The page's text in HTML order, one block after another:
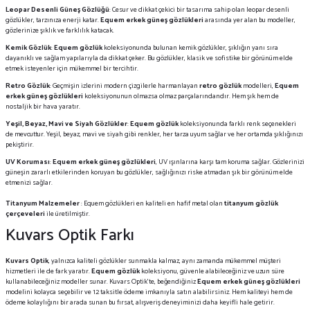
Leopar Desenli Güneş Gözlüğü: Cesur ve dikkat çekici bir tasarıma sahip olan leopar desenli
gözlükler, tarzınıza enerji katar.Equem erkek güneş gözlükleriarasında yer alan bu modeller,
gözlerinize şıklık ve farklılık katacak.
Kemik Gözlük:Equem gözlükkoleksiyonunda bulunan kemik gözlükler, şıklığın yanı sıra
dayanıklı ve sağlam yapılarıyla da dikkat çeker. Bu gözlükler, klasik ve sofistike bir görünüm elde
etmek isteyenler için mükemmel bir tercihtir.
Retro Gözlük: Geçmişin izlerini modern çizgilerle harmanlayanretro gözlükmodelleri,Equem
erkek güneş gözlükleri koleksiyonunun olmazsa olmaz parçalarındandır. Hem şık hem de
nostaljik bir hava yaratır.
Yeşil, Beyaz, Mavi ve Siyah Gözlükler:Equem gözlükkoleksiyonunda farklı renk seçenekleri
de mevcuttur. Yeşil, beyaz, mavi ve siyah gibi renkler, her tarza uyum sağlar ve her ortamda şıklığınızı
pekiştirir.
UV Koruması:Equem erkek güneş gözlükleri, UV ışınlarına karşı tam koruma sağlar. Gözlerinizi
güneşin zararlı etkilerinden koruyan bu gözlükler, sağlığınızı riske atmadan şık bir görünüm elde
etmenizi sağlar.
Titanyum Malzemeler: Equem gözlükleri en kaliteli en hafif metal olantitanyum gözlük
çerçeveleriile üretilmiştir.
Kuvars Optik Farkı
Kuvars Optik, yalnızca kaliteli gözlükler sunmakla kalmaz, aynı zamanda mükemmel müşteri
hizmetleri ile de fark yaratır.Equem gözlükkoleksiyonu, güvenle alabileceğiniz ve uzun süre
kullanabileceğiniz modeller sunar. Kuvars Optik’te, beğendiğinizEquem erkek güneş gözlükleri
modelini kolayca seçebilir ve 12 taksitle ödeme imkanıyla satın alabilirsiniz. Hem kaliteyi hem de
ödeme kolaylığını bir arada sunan bu fırsat, alışveriş deneyiminizi daha keyifli hale getirir.